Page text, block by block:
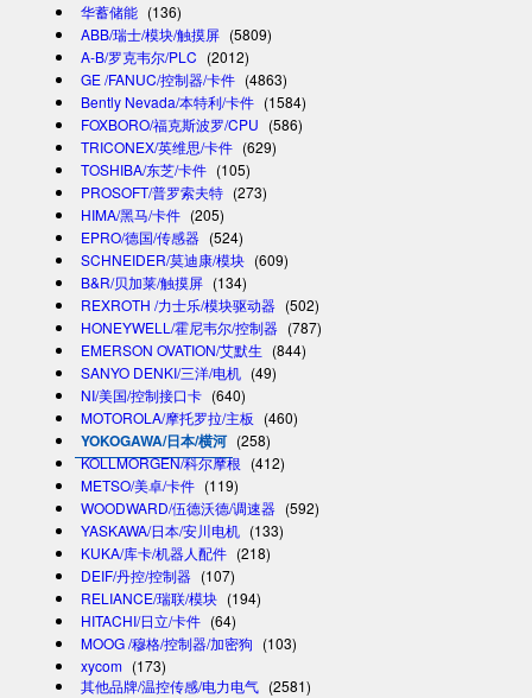
华蓄储能 (136)
ABB/瑞士/模块/触摸屏 (5809)
A-B/罗克韦尔/PLC (2012)
GE /FANUC/控制器/卡件 (4863)
Bently Nevada/本特利/卡件 (1584)
FOXBORO/福克斯波罗/CPU (586)
TRICONEX/英维思/卡件 (629)
TOSHIBA/东芝/卡件 (105)
PROSOFT/普罗索夫特 (273)
HIMA/黑马/卡件 (205)
EPRO/德国/传感器 (524)
SCHNEIDER/莫迪康/模块 (609)
B&R/贝加莱/触摸屏 (134)
REXROTH /力士乐/模块驱动器 (502)
HONEYWELL/霍尼韦尔/控制器 (787)
EMERSON OVATION/艾默生 (844)
SANYO DENKI/三洋/电机 (49)
NI/美国/控制接口卡 (640)
MOTOROLA/摩托罗拉/主板 (460)
YOKOGAWA/日本/横河 (258)
KOLLMORGEN/科尔摩根 (412)
METSO/美卓/卡件 (119)
WOODWARD/伍德沃德/调速器 (592)
YASKAWA/日本/安川电机 (133)
KUKA/库卡/机器人配件 (218)
DEIF/丹控/控制器 (107)
RELIANCE/瑞联/模块 (194)
HITACHI/日立/卡件 (64)
MOOG /穆格/控制器/加密狗 (103)
xycom (173)
其他品牌/温控传感/电力电气 (2581)